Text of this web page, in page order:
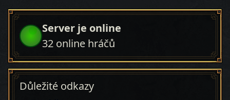
Server je online
32 online hráčů
Důležité odkazy